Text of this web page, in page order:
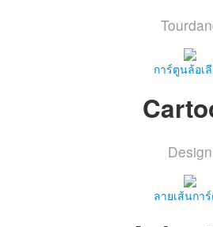
การ์ตูนล้อเ
Design
ลายเส้นกา